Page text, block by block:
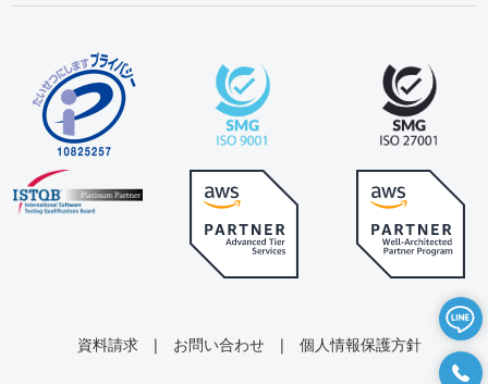
資料請求 | お問い合わせ | 個人情報保護方針